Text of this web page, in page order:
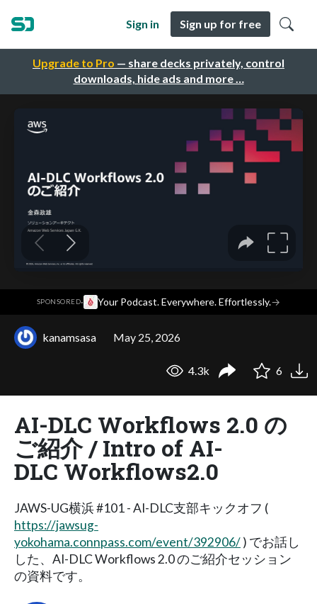
Upgrade to Pro — share decks privately, control
downloads, hide ads and more …
Sign in Sign up for free
SPONSORED· Your Podcast. Everywhere. Effortlessly.→
kanamsasa May 25, 2026
4.3k 6
AI-DLC Workflows 2.0 の
ご紹介 / Intro of AI-
DLC Workflows2.0
JAWS-UG横浜 #101 - AI-DLC支部キックオフ (
https://jawsug-
yokohama.connpass.com/event/392906/) でお話し
した、AI-DLC Workflows 2.0 のご紹介セッション
の資料です。